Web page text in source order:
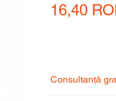
16,40
Consultanță